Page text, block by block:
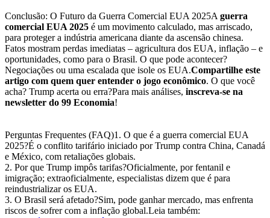
Conclusão: O Futuro da Guerra Comercial EUA 2025A guerra
comercial EUA 2025 é um movimento calculado, mas arriscado,
para proteger a indústria americana diante da ascensão chinesa.
Fatos mostram perdas imediatas – agricultura dos EUA, inflação – e
oportunidades, como para o Brasil. O que pode acontecer?
Negociações ou uma escalada que isole os EUA.Compartilhe este
artigo com quem quer entender o jogo econômico. O que você
acha? Trump acerta ou erra?Para mais análises, inscreva-se na
newsletter do 99 Economia!
Perguntas Frequentes (FAQ)1. O que é a guerra comercial EUA
2025?É o conflito tarifário iniciado por Trump contra China, Canadá
e México, com retaliações globais.
2. Por que Trump impôs tarifas?Oficialmente, por fentanil e
imigração; extraoficialmente, especialistas dizem que é para
reindustrializar os EUA.
3. O Brasil será afetado?Sim, pode ganhar mercado, mas enfrenta
riscos de sofrer com a inflação global.Leia também: